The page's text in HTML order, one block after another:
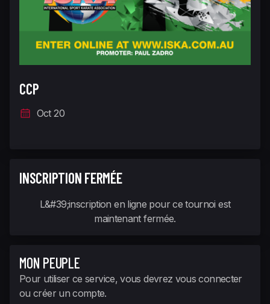
CCP
Oct 20
INSCRIPTION FERMÉE
L&#39;inscription en ligne pour ce tournoi est
maintenant fermée.
MON PEUPLE
Pour utiliser ce service, vous devrez vous connecter
ou créer un compte.